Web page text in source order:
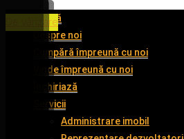
Acasă
Despre noi
Cumpără împreună cu noi
Vinde împreună cu noi
Închiriază
Servicii
Administrare imobil
De închiriat
De închiriat
De închiriat
De vânzare